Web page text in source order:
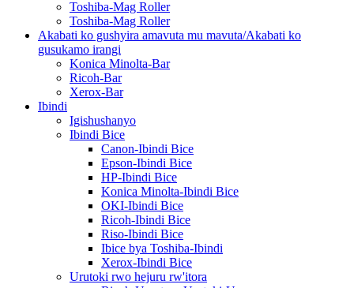
Toshiba-Mag Roller
Toshiba-Mag Roller
Akabati ko gushyira amavuta mu mavuta/Akabati ko
gusukamo irangi
Konica Minolta-Bar
Ricoh-Bar
Xerox-Bar
Ibindi
Igishushanyo
Ibindi Bice
Canon-Ibindi Bice
Epson-Ibindi Bice
HP-Ibindi Bice
Konica Minolta-Ibindi Bice
OKI-Ibindi Bice
Ricoh-Ibindi Bice
Riso-Ibindi Bice
Ibice bya Toshiba-Ibindi
Xerox-Ibindi Bice
Urutoki rwo hejuru rw'itora